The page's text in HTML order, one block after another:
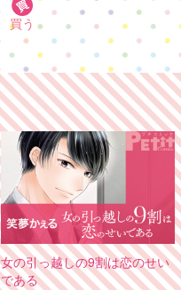
女の引っ越しの9割は恋のせい
である